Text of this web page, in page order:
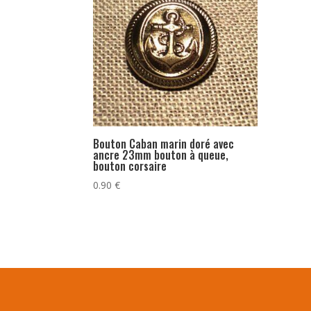
Bouton Caban marin doré avec
ancre 23mm bouton à queue,
bouton corsaire
0.90€